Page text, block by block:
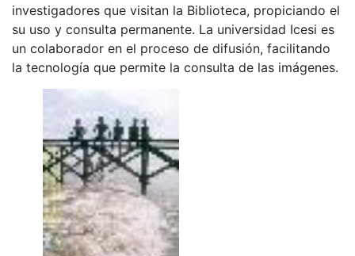
investigadores que visitan la Biblioteca, propiciando el
su uso y consulta permanente. La universidad Icesi es
un colaborador en el proceso de difusión, facilitando
la tecnología que permite la consulta de las imágenes.